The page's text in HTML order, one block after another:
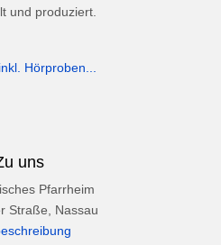
und produziert.
Hörproben...
uns
Pfarrheim
Straße, Nassau